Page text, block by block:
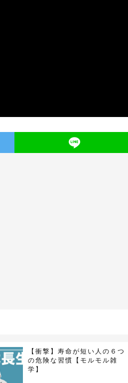
【衝撃】寿命が短い人の６つ
の危険な習慣【モルモル雑
学】